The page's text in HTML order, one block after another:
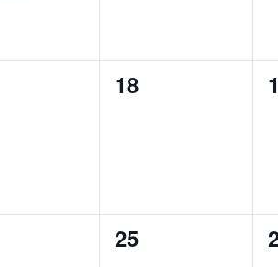
0
18
0
0
25
0